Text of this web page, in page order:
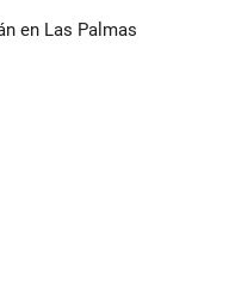
en Las Palmas